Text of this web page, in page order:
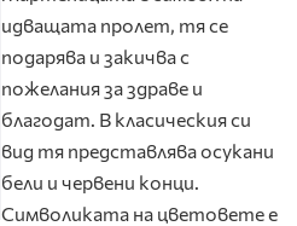
идващата пролет, тя се
подарява и закичва с
пожелания за здраве и
благодат. В класическия си
вид тя представлява осукани
бели и червени конци.
Символиката на цветовете е